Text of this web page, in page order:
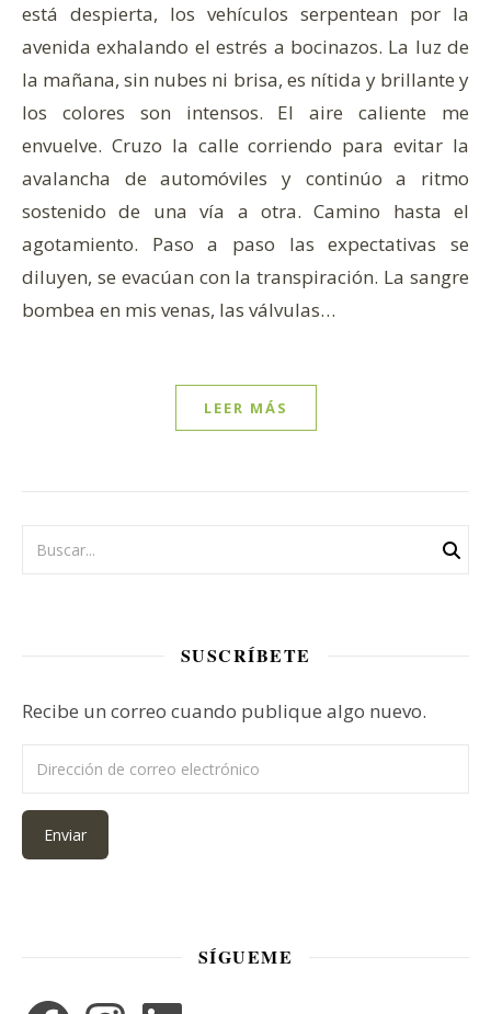
está despierta, los vehículos serpentean por la
avenida exhalando el estrés a bocinazos. La luz de
la mañana, sin nubes ni brisa, es nítida y brillante y
los colores son intensos. El aire caliente me
envuelve. Cruzo la calle corriendo para evitar la
avalancha de automóviles y continúo a ritmo
sostenido de una vía a otra. Camino hasta el
agotamiento. Paso a paso las expectativas se
diluyen, se evacúan con la transpiración. La sangre
bombea en mis venas, las válvulas…
LEER MÁS
SUSCRÍBETE
Recibe un correo cuando publique algo nuevo.
Dirección de correo electrónico
Enviar
SÍGUEME
FacebookInstagramLinkedIn